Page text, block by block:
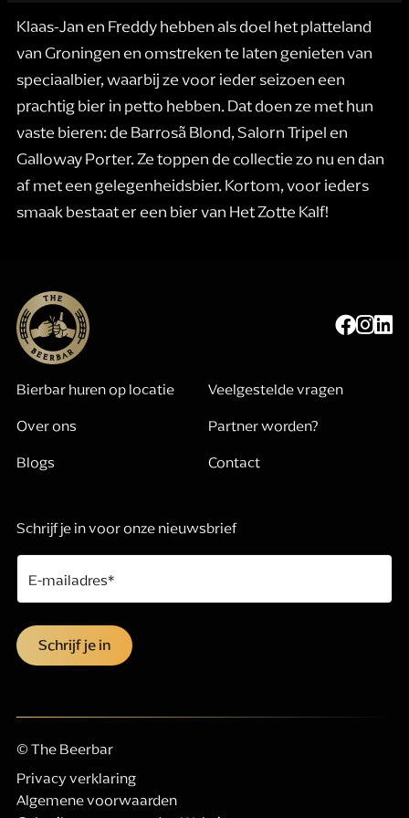
Klaas-Jan en Freddy hebben als doel het platteland
van Groningen en omstreken te laten genieten van
speciaalbier, waarbij ze voor ieder seizoen een
prachtig bier in petto hebben. Dat doen ze met hun
vaste bieren: de Barrosã Blond, Salorn Tripel en
Galloway Porter. Ze toppen de collectie zo nu en dan
af met een gelegenheidsbier. Kortom, voor ieders
smaak bestaat er een bier van Het Zotte Kalf!
Bierbar huren op locatie
Over ons
Blogs
Veelgestelde vragen
Partner worden?
Contact
Schrijf je in voor onze nieuwsbrief
E-mailadres*
Schrijf je in
© The Beerbar
Privacy verklaring
Algemene voorwaarden
voortdurend verschijnt.